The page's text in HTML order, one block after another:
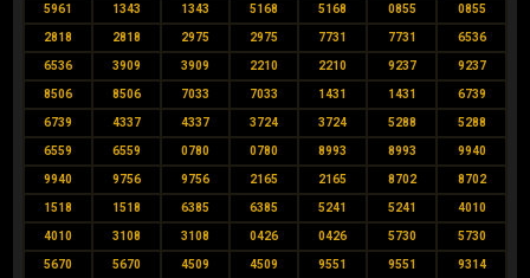
5961 1343 1343 5168 5168 0855 0855
2818 2818 2975 2975 7731 7731 6536
6536 3909 3909 2210 2210 9237 9237
8506 8506 7033 7033 1431 1431 6739
6739 4337 4337 3724 3724 5288 5288
6559 6559 0780 0780 8993 8993 9940
9940 9756 9756 2165 2165 8702 8702
1518 1518 6385 6385 5241 5241 4010
4010 3108 3108 0426 0426 5730 5730
5670 5670 4509 4509 9551 9551 9314